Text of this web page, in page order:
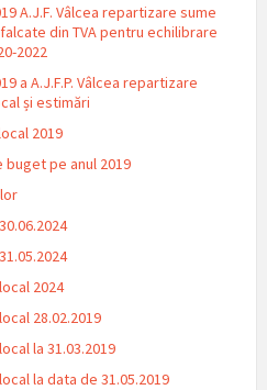
A.J.F. Vâlcea repartizare sume
din TVA pentru echilibrare
2022
a A.J.F.P. Vâlcea repartizare
și estimări
2019
pe anul 2019
2024
28.02.2019
la 31.03.2019
la data de 31.05.2019